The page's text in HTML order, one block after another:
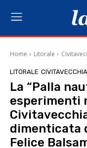
Home Litorale
LITORALE CIVITAVECCHIA
La “Palla
esperimenti
dimenticata
Felice